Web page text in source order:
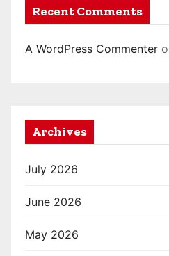
Recent Comments
A WordPress Commenter
Archives
July 2026
June 2026
May 2026